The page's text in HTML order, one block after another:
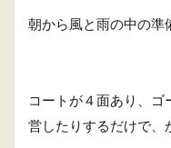
朝から風と雨の中の準
コートが４面あり、
営したりするだけで、